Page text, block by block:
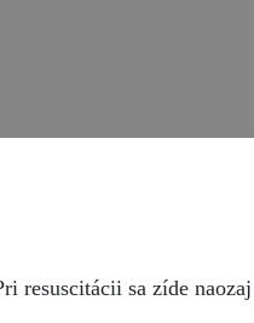
resuscitácii sa zíde